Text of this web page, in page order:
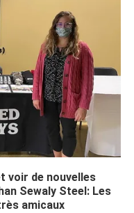
voir de nouvelles
Sewaly Steel: Les
amicaux